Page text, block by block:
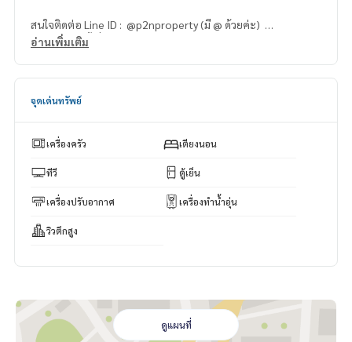
สนใจติดต่อ Line ID : @p2nproperty (มี @ ด้วยค่ะ)
หรือ กดลิ้งค์นี้เพื่อแอดไลน์ :
perty.com
** รับฝาก ขาย-เช่า คอนโด บ้าน ที่ดิน และอสังหาริมทรัพย์ทุกชนิ
อ่านเพิ่มเติม
จุดเด่นทรัพย์
เครื่องครัว เตียงนอน
ทีวี ตู้เย็น
เครื่องปรับอากาศ เครื่องทำน้ำอุ่น
วิวตึกสูง
ดูแผนที่